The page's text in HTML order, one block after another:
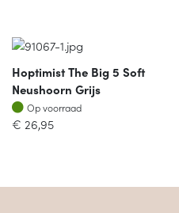
Hoptimist The Big 5 Soft
Neushoorn Grijs
Op voorraad
Op voorraad
€ 26,95